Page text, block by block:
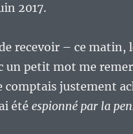
2017.
recevoir – ce matin,
un petit mot me
comptais justement
été espionné par la